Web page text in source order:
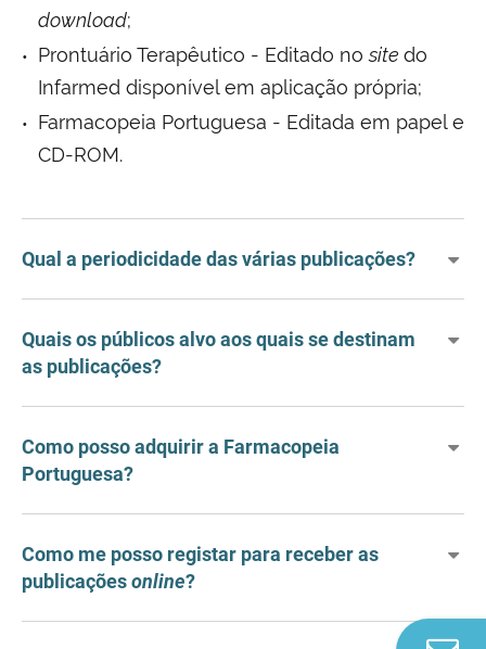
download;
Prontuário Terapêutico - Editado nosite do
Infarmed disponível em aplicação própria;
Farmacopeia Portuguesa - Editada em papel e
CD-ROM.
Qual a periodicidade das várias publicações?
Quais os públicos alvo aos quais se destinam
as publicações?
Como posso adquirir a Farmacopeia
Portuguesa?
Como me posso registar para receber as
publicaçõesonline?